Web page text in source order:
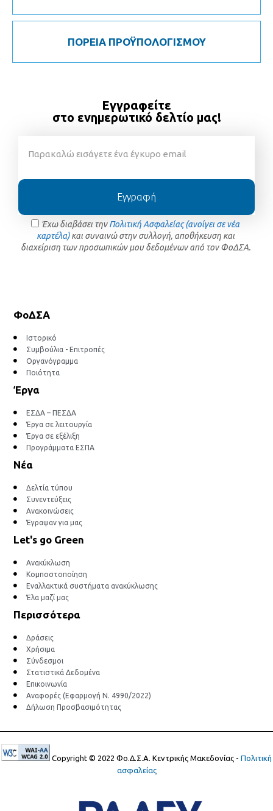
ΠΟΡΕΙΑ ΠΡΟΫΠΟΛΟΓΙΣΜΟΥ
Εγγραφείτε
στο ενημερωτικό δελτίο μας!
Έχω διαβάσει τηνΠολιτική Ασφαλείας (ανοίγει σε νέα
καρτέλα)και συναινώ στην συλλογή, αποθήκευση και
διαχείριση των προσωπικών μου δεδομένων από τον ΦοΔΣΑ.
Εγγραφή
ΦοΔΣΑ
Ιστορικό
Συμβούλια - Επιτροπές
Οργανόγραμμα
Ποιότητα
Έργα
ΕΣΔΑ – ΠΕΣΔΑ
Έργα σε λειτουργία
Έργα σε εξέλιξη
Προγράμματα ΕΣΠΑ
Νέα
Δελτία τύπου
Συνεντεύξεις
Ανακοινώσεις
Έγραψαν για μας
Let's go Green
Ανακύκλωση
Κομποστοποίηση
Εναλλακτικά συστήματα ανακύκλωσης
Έλα μαζί μας
Περισσότερα
Δράσεις
Χρήσιμα
Σύνδεσμοι
Στατιστικά Δεδομένα
Επικοινωνία
Αναφορές (Εφαρμογή Ν. 4990/2022)
Δήλωση Προσβασιμότητας
Copyright © 2022 Φο.Δ.Σ.Α. Κεντρικής Μακεδονίας - Πολιτική
ασφαλείας